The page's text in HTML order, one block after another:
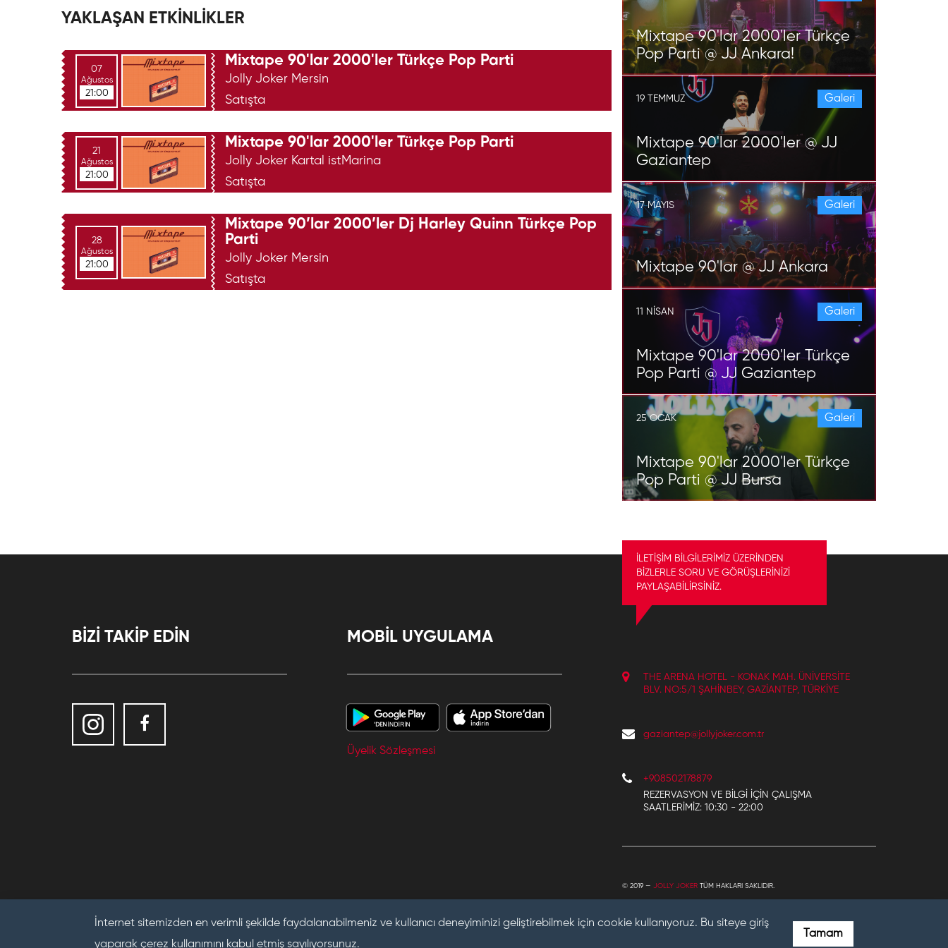
İnternet sitemizden en verimli şekilde faydalanabilmeniz ve kullanıcı deneyiminizi geliştirebilmek için cookie kullanıyoruz. Bu siteye giriş
yaparak çerez kullanımını kabul etmiş sayılıyorsunuz.
Tamam
YAKLAŞAN ETKİNLİKLER
Mixtape 90'lar 2000'ler Türkçe Pop Parti
Jolly Joker Mersin
Satışta
07
Ağustos
21:00
Mixtape 90'lar 2000'ler Türkçe Pop Parti
Jolly Joker Kartal istMarina
Satışta
21
Ağustos
21:00
Mixtape 90’lar 2000’ler Dj Harley Quinn Türkçe Pop
Parti
Jolly Joker Mersin
Satışta
28
Ağustos
21:00
Mixtape 90'lar 2000'ler Türkçe
Pop Parti @ JJ Ankara!
19 TEMMUZ Galeri
Mixtape 90'lar 2000'ler @ JJ
Gaziantep
17 MAYIS Galeri
Mixtape 90'lar @ JJ Ankara
11 NISAN Galeri
Mixtape 90'lar 2000'ler Türkçe
Pop Parti @ JJ Gaziantep
25 OCAK Galeri
Mixtape 90'lar 2000'ler Türkçe
Pop Parti @ JJ Bursa
BİZİ TAKİP EDİN MOBİL UYGULAMA
Üyelik Sözleşmesi
İLETİŞİM BİLGİLERİMİZ ÜZERİNDEN
BİZLERLE SORU VE GÖRÜŞLERİNİZİ
PAYLAŞABİLİRSİNİZ.
THE ARENA HOTEL - KONAK MAH. ÜNIVERSITE
BLV. NO:5/1 ŞAHINBEY, GAZIANTEP, TÜRKIYE
gaziantep@jollyjoker.com.tr
+908502178879
REZERVASYON VE BILGI IÇIN ÇALIŞMA
SAATLERIMIZ: 10:30 - 22:00
© 2019 —JOLLY JOKER TÜM HAKLARI SAKLIDIR.